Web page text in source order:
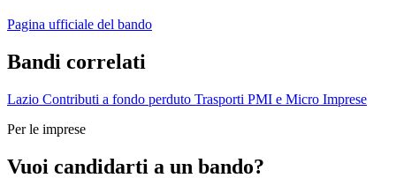
Pagina ufficiale del bando
Bandi correlati
Lazio Contributi a fondo perduto Trasporti PMI e Micro Imprese
Per le imprese
Vuoi candidarti a un bando?